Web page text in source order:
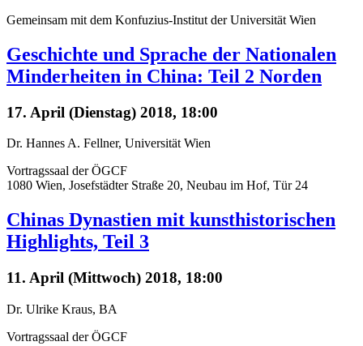
Gemeinsam mit dem Konfuzius-Institut der Universität Wien
Geschichte und Sprache der Nationalen
Minderheiten in China: Teil 2 Norden
17. April (Dienstag) 2018, 18:00
Dr. Hannes A. Fellner, Universität Wien
Vortragssaal der ÖGCF
1080 Wien, Josefstädter Straße 20, Neubau im Hof, Tür 24
Chinas Dynastien mit kunsthistorischen
Highlights, Teil 3
11. April (Mittwoch) 2018, 18:00
Dr. Ulrike Kraus, BA
Vortragssaal der ÖGCF